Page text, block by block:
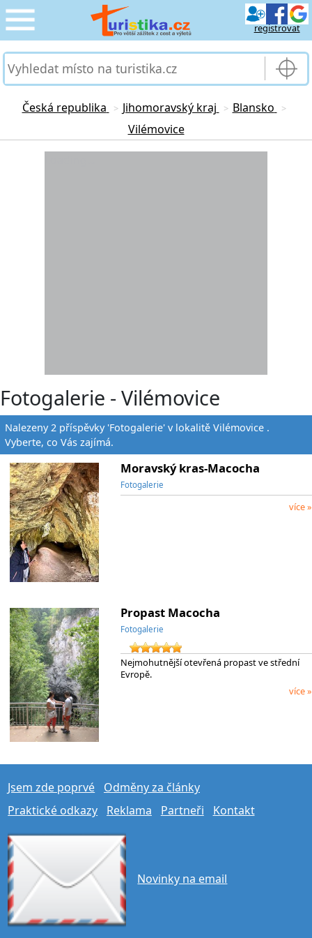
registrovat
CESTOVÁNÍ
SLUŽBY & DOPRAVA
Česká republika > Jihomoravský kraj > Blansko >
Vilémovice
Fotogalerie - Vilémovice
Nalezeny 2 příspěvky 'Fotogalerie' v lokalitě Vilémovice .
Vyberte, co Vás zajímá.
Moravský kras-Macocha
Fotogalerie
více »
Propast Macocha
Fotogalerie
Nejmohutnější otevřená propast ve střední
Evropě.
více »
Jsem zde poprvé
Odměny za články
Praktické odkazy
Reklama Partneři Kontakt
Novinky na email